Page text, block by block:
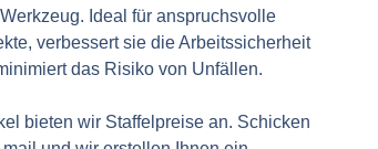
Ideal für anspruchsvolle
verbessert sie die Arbeitssicherheit
das Risiko von Unfällen.
bieten wir Staffelpreise an. Schicken